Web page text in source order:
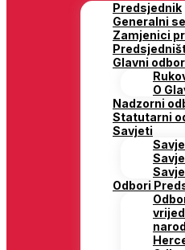
Predsjednik
Generalni
Zamjenici
Glavni odbor
O
Nadzorni
Statutarni
Savjeti
Odbori